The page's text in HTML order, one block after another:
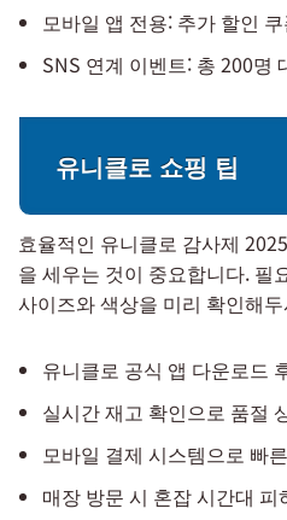
모바일 앱 전용: 추가 할인
SNS 연계 이벤트: 총 200명
유니클로 쇼핑 팁
효율적인 유니클로 감사제
을 세우는 것이 중요합니다. 필
사이즈와 색상을 미리 확인해
유니클로 공식 앱 다운로드
실시간 재고 확인으로 품절
모바일 결제 시스템으로 빠
매장 방문 시 혼잡 시간대 피